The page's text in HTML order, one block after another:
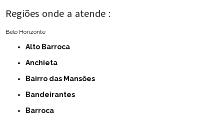
Regiões onde a atende :
Belo Horizonte
Alto Barroca
Anchieta
Bairro das Mansões
Bandeirantes
Barroca